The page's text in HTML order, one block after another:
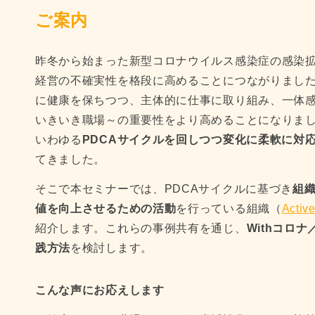
ご案内
昨冬から始まった新型コロナウイルス感染症の感染
経営の不確実性を格段に高めることにつながりまし
に健康を保ちつつ、主体的に仕事に取り組み、一体
いきいき職場～の重要性をより高めることになりま
いわゆる PDCAサイクルを回しつつ変化に柔軟に対
てきました。
そこで本セミナーでは、PDCAサイクルに基づき組
値を向上させるための活動を行っている組織（
紹介します。これらの事例共有を通じ、 Withコロナ
践方法を検討します。
こんな声にお応えします